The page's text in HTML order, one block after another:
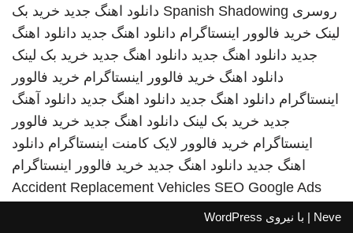
روسری Spanish Shadowing دانلود اهنگ جدید خرید بک
لینک خرید فالوور اینستاگرام دانلود اهنگ جدید دانلود اهنگ
جدید دانلود اهنگ جدید دانلود اهنگ جدید خرید بک لینک
دانلود اهنگ خرید فالوور اینستاگرام خرید فالوور
اینستاگرام دانلود اهنگ جدید دانلود اهنگ جدید دانلود آهنگ
جدید خرید بک لینک دانلود اهنگ جدید خرید فالوور
اینستاگرام خرید فالوور لایک کامنت اینستاگرام دانلود
اهنگ جدید دانلود اهنگ جدید خرید فالوور اینستاگرام
Accident Replacement Vehicles SEO Google Ads
Neve | با نیروی WordPress